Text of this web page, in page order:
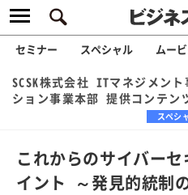
セミナー スペシャル ムー
SCSK株式会社 ITマネジメン
ション事業本部 提供コンテン
スペシ
これからのサイバー
イント ～発見的統制